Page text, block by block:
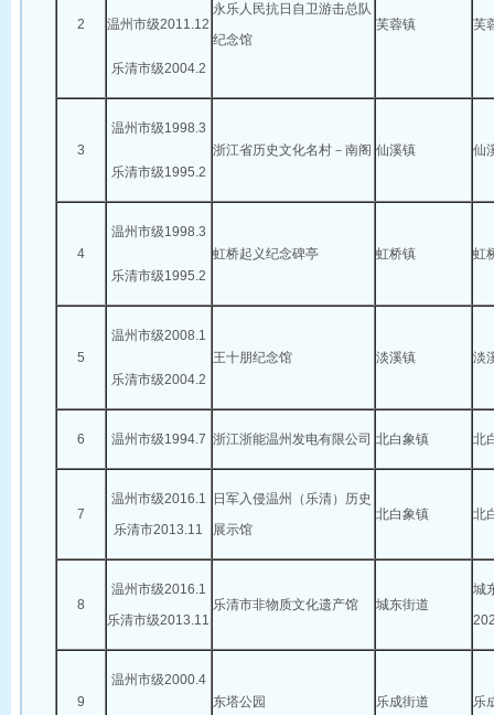
2 温州市级2011.12
乐清市级2004.2
永乐人民抗日自卫游击总队
纪念馆
芙蓉镇 芙
3
温州市级1998.3
乐清市级1995.2
浙江省历史文化名村－南阁 仙溪镇 仙
4
温州市级1998.3
乐清市级1995.2
虹桥起义纪念碑亭 虹桥镇 虹
5
温州市级2008.1
乐清市级2004.2
王十朋纪念馆 淡溪镇 淡
6 温州市级1994.7 浙江浙能温州发电有限公司 北白象镇 北
7
温州市级2016.1
乐清市2013.11
日军入侵温州（乐清）历史
展示馆
北白象镇 北
8
温州市级2016.1
乐清市级2013.11
乐清市非物质文化遗产馆 城东街道
城
9
温州市级2000.4
东塔公园 乐成街道 乐